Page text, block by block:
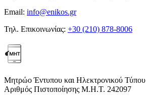
Email: info@enikos.gr
Τηλ. Επικοινωνίας: +30 (210) 878-8006
Μητρώο Έντυπου και Ηλεκτρονικού Τύπου
Αριθμός Πιστοποίησης Μ.Η.Τ. 242097